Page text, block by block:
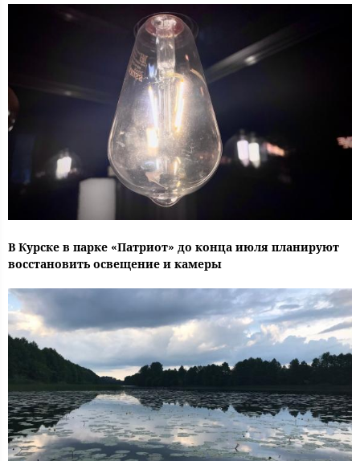
В Курске в парке «Патриот» до конца июля планируют
восстановить освещение и камеры